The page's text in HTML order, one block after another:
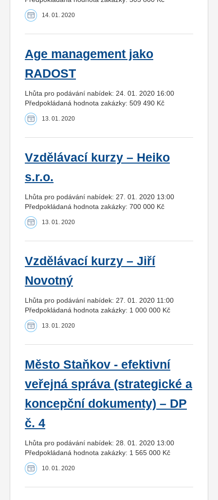
14. 01. 2020
Age management jako
RADOST
Lhůta pro podávání nabídek: 24. 01. 2020 16:00
Předpokládaná hodnota zakázky: 509 490 Kč
13. 01. 2020
Vzdělávací kurzy – Heiko
s.r.o.
Lhůta pro podávání nabídek: 27. 01. 2020 13:00
Předpokládaná hodnota zakázky: 700 000 Kč
13. 01. 2020
Vzdělávací kurzy – Jiří
Novotný
Lhůta pro podávání nabídek: 27. 01. 2020 11:00
Předpokládaná hodnota zakázky: 1 000 000 Kč
13. 01. 2020
Město Staňkov - efektivní
veřejná správa (strategické a
koncepční dokumenty) – DP
č. 4
Lhůta pro podávání nabídek: 28. 01. 2020 13:00
Předpokládaná hodnota zakázky: 1 565 000 Kč
10. 01. 2020